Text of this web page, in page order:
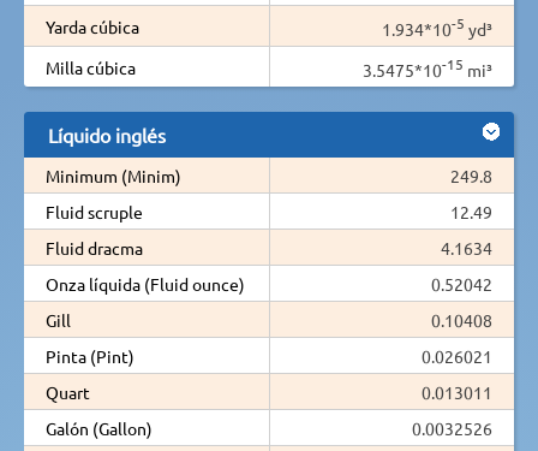
Yarda cúbica
1.934*10-5 yd³
Milla cúbica
3.5475*10-15 mi³
Líquido inglés
Minimum (Minim)
249.8
Fluid scruple
12.49
Fluid dracma
4.1634
Onza líquida (Fluid ounce)
0.52042
Gill
0.10408
Pinta (Pint)
0.026021
Quart
0.013011
Galón (Gallon)
0.0032526